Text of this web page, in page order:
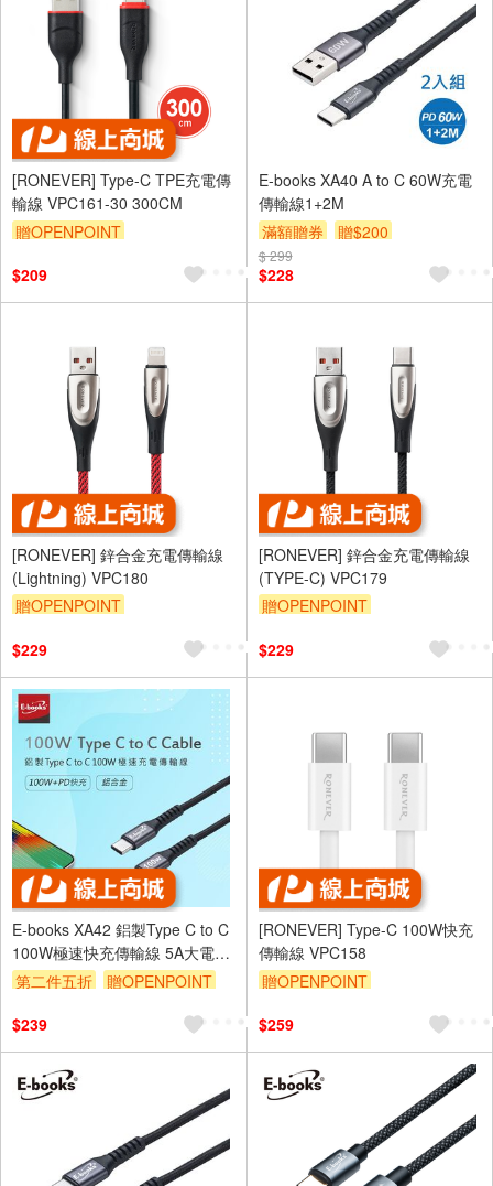
[RONEVER] Type-C TPE充電傳
輸線 VPC161-30 300CM
贈OPENPOINT
$209
E-books XA40 A to C 60W充電
傳輸線1+2M
滿額贈券
贈$200
$ 299
$228
[RONEVER] 鋅合金充電傳輸線
(Lightning) VPC180
贈OPENPOINT
$229
[RONEVER] 鋅合金充電傳輸線
(TYPE-C) VPC179
贈OPENPOINT
$229
E-books XA42 鋁製Type C to C
100W極速快充傳輸線 5A大電流
1M 高效充電支援資料傳輸
第二件五折
贈OPENPOINT
（運費不算在 2000 元的範圍
內）
$239
[RONEVER] Type-C 100W快充
傳輸線 VPC158
贈OPENPOINT
$259